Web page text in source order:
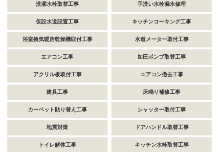
洗濯水栓取替工事 手洗い水栓漏水修理
仮設水道設置工事 キッチンコーキング工事
浴室換気暖房乾燥機取付工事 水道メーター取付工事
エアコン工事 加圧ポンプ取替工事
アクリル板取付工事 エアコン撤去工事
建具工事 床鳴り補修工事
カーペット貼り替え工事 シャッター取付工事
地震対策 ドアハンドル取替工事
トイレ解体工事 キッチン水栓取替工事